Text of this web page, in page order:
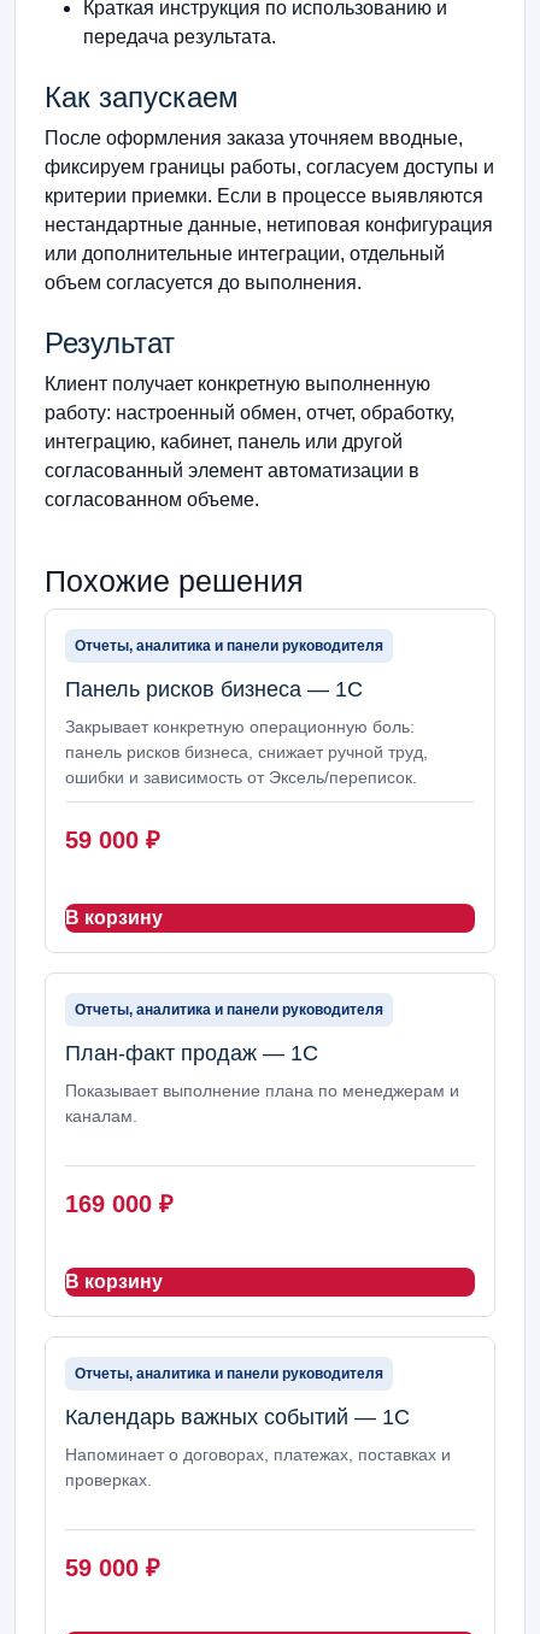
Краткая инструкция по использованию и
передача результата.
Как запускаем
После оформления заказа уточняем вводные,
фиксируем границы работы, согласуем доступы и
критерии приемки. Если в процессе выявляются
нестандартные данные, нетиповая конфигурация
или дополнительные интеграции, отдельный
объем согласуется до выполнения.
Результат
Клиент получает конкретную выполненную
работу: настроенный обмен, отчет, обработку,
интеграцию, кабинет, панель или другой
согласованный элемент автоматизации в
согласованном объеме.
Похожие решения
Отчеты, аналитика и панели руководителя
Панель рисков бизнеса — 1С
Закрывает конкретную операционную боль:
панель рисков бизнеса, снижает ручной труд,
ошибки и зависимость от Эксель/переписок.
59 000 ₽
В корзину
Отчеты, аналитика и панели руководителя
План-факт продаж — 1С
Показывает выполнение плана по менеджерам и
каналам.
169 000 ₽
В корзину
Отчеты, аналитика и панели руководителя
Календарь важных событий — 1С
Напоминает о договорах, платежах, поставках и
проверках.
59 000 ₽